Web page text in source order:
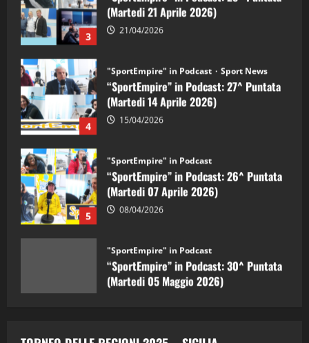
3 21/04/2026
4
“SportEmpire” in Podcast: 27^ Puntata
(Martedi 14 Aprile 2026)
15/04/2026
5
“SportEmpire” in Podcast: 26^ Puntata
(Martedi 07 Aprile 2026)
08/04/2026
“SportEmpire” in Podcast: 30^ Puntata
(Martedi 05 Maggio 2026)
08/05/2026
“SportEmpire” in Podcast: 29^ Puntata